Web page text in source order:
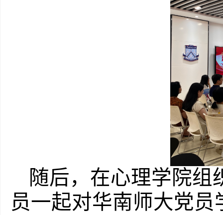
随后，在心理学院
员一起对华南师大党